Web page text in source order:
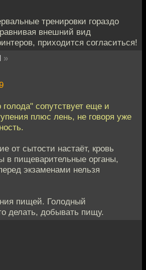
тренировки гораздо
внешний вид
приходится согласиться!
»
голода" сопутствует еще и
плюс лень, не говоря уже
от сытости настаёт, кровь
в пищеварительные органы,
экзаменами нельзя
пищей. Голодный
делать, добывать пищу.